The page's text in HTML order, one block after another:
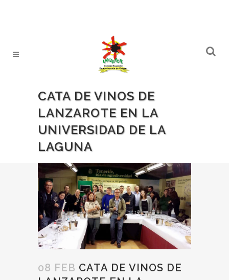
CATA DE VINOS DE
LANZAROTE EN LA
UNIVERSIDAD DE LA
LAGUNA
08 FEB CATA DE VINOS DE